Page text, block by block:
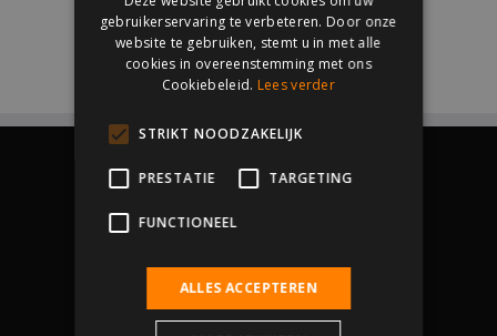
Phone:0174-638690
gebruikerservaring te verbeteren. Door onze
website te gebruiken, stemt u in met alle
cookies in overeenstemming met ons
Cookiebeleid. Lees verder
STRIKT NOODZAKELIJK
PRESTATIE TARGETING
FUNCTIONEEL
ALLES ACCEPTEREN